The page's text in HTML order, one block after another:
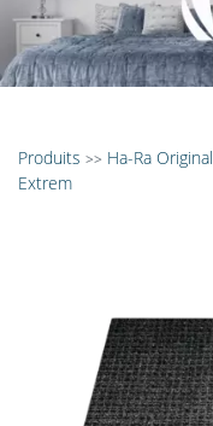
Produits >> Ha-Ra Original
Extrem